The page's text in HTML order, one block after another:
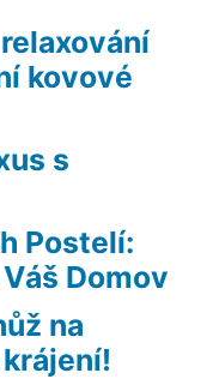
kovové
s
Postelí:
Domov
na